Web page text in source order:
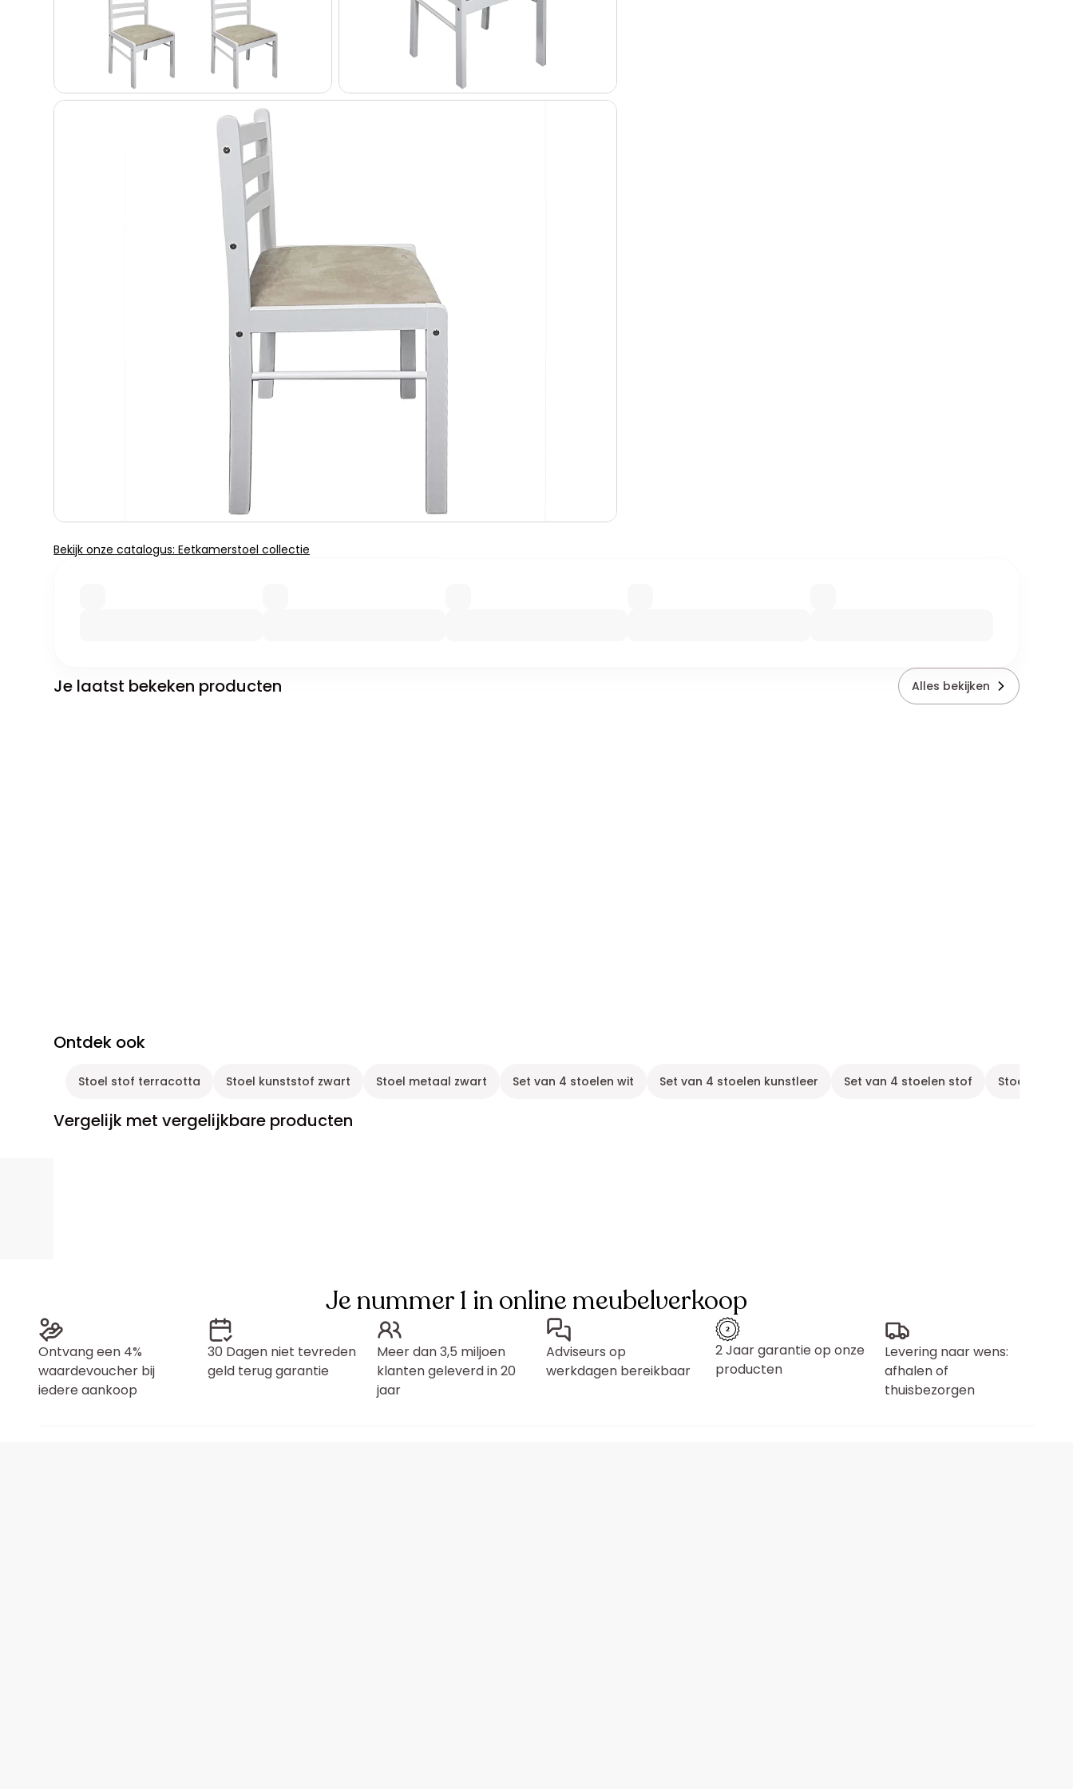
Bekijk onze catalogus: Eetkamerstoel collectie
Je laatst bekeken producten Alles bekijken
Ontdek ook
Stoel stof terracotta Stoel kunststof zwart Stoel metaal zwart Set van 4 stoelen wit Set van 4 stoelen kunstleer Set van 4 stoelen stof Stoelen: set
Vergelijk met vergelijkbare producten
Je nummer 1 in online meubelverkoop
Ontvang een 4%
waardevoucher bij
iedere aankoop
30 Dagen niet tevreden
geld terug garantie
Meer dan 3,5 miljoen
klanten geleverd in 20
jaar
Adviseurs op
werkdagen bereikbaar
2 Jaar garantie op onze
producten
Levering naar wens:
afhalen of
thuisbezorgen